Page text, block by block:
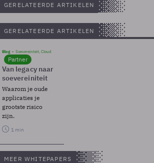
GERELATEERDE ARTIKELEN
GERELATEERDE ARTIKELEN
Blog Soevereinteit, Cloud
Partner
Van legacy naar
soevereiniteit
Waarom je oude
applicaties je
grootste risico
zijn.
1 min
MEER WHITEPAPERS